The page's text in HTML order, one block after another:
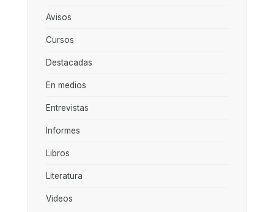
Avisos
Cursos
Destacadas
En medios
Entrevistas
Informes
Libros
Literatura
Videos